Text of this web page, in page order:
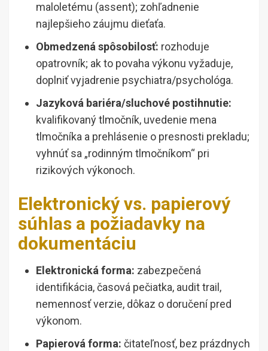
maloletému (assent); zohľadnenie
najlepšieho záujmu dieťaťa.
Obmedzená spôsobilosť: rozhoduje
opatrovník; ak to povaha výkonu vyžaduje,
doplniť vyjadrenie psychiatra/psychológa.
Jazyková bariéra/sluchové postihnutie:
kvalifikovaný tlmočník, uvedenie mena
tlmočníka a prehlásenie o presnosti prekladu;
vyhnúť sa „rodinným tlmočníkom“ pri
rizikových výkonoch.
Elektronický vs. papierový
súhlas a požiadavky na
dokumentáciu
Elektronická forma: zabezpečená
identifikácia, časová pečiatka, audit trail,
nemennosť verzie, dôkaz o doručení pred
výkonom.
Papierová forma: čitateľnosť, bez prázdnych